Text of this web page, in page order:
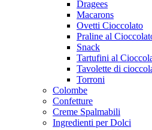
Dragees
Macarons
Ovetti Cioccolato
Praline al
Snack
Tartufini al
Tavolette di
Torroni
Colombe
Confetture
Creme Spalmabili
Ingredienti per Dolci